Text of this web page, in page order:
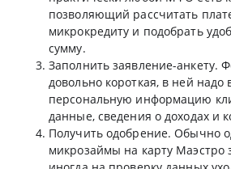
позволяющий рассчитать
микрокредиту и подобрать
сумму.
Заполнить заявление-анкету.
довольно короткая, в ней надо
персональную информацию
данные, сведения о доходах и
Получить одобрение. Обычно
микрозаймы на карту Маэстро